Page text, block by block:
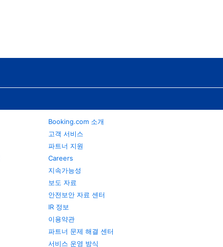
Booking.com 소개
고객 서비스
파트너 지원
Careers
지속가능성
보도 자료
안전보안 자료 센터
IR 정보
이용약관
파트너 문제 해결 센터
서비스 운영 방식